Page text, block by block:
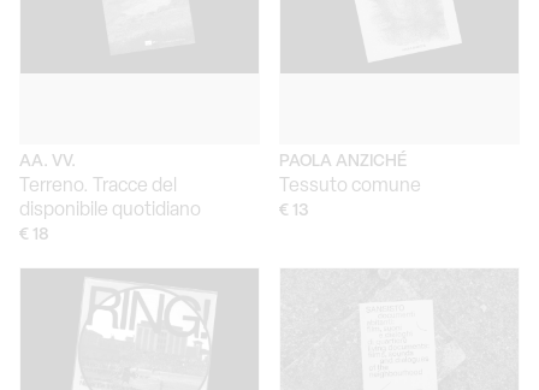
AA. VV.
Terreno. Tracce del
disponibile quotidiano
€ 18
PAOLA ANZICHÉ
Tessuto comune
€ 13